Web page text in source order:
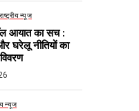
राष्ट्रीय न्यूज
आयात का सच :
घरेलू नीतियों का
न्यूज